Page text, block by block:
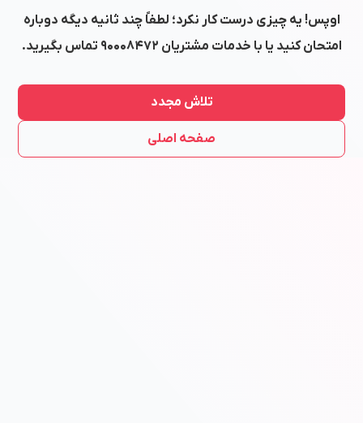
اوپس! یه چیزی درست کار نکرد؛ لطفاً چند ثانیه دیگه دوباره
امتحان کنید یا با خدمات مشتریان ۹۰۰۰۸۴۷۲ تماس بگیرید.
تلاش مجدد
صفحه اصلی